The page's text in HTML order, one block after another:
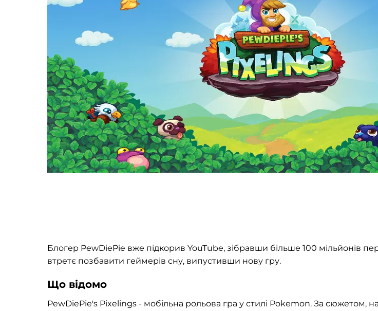
Блогер PewDiePie вже підкорив YouTube, зібравши більше 100 мільйонів
втретє позбавити геймерів сну, випустивши нову гру.
Що відомо
PewDiePie's Pixelings - мобільна рольова гра у стилі Pokemon. За сюжетом,